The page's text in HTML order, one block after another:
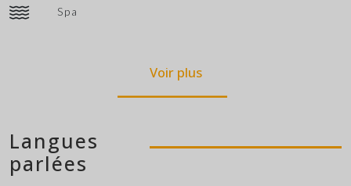
Spa
Voir plus
Langues
parlées